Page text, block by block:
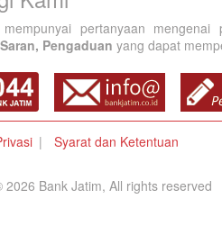
pertanyaan
Pengaduan yang dapat
Syarat dan Ketentuan
2026 Bank Jatim, All rights reserved